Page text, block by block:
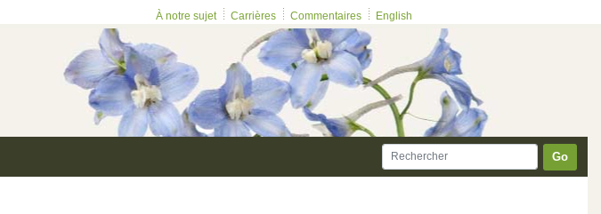
À notre sujet Carrières Commentaires English
Go